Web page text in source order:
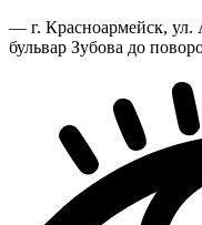
— г. Красноармейск, ул.
бульвар Зубова до